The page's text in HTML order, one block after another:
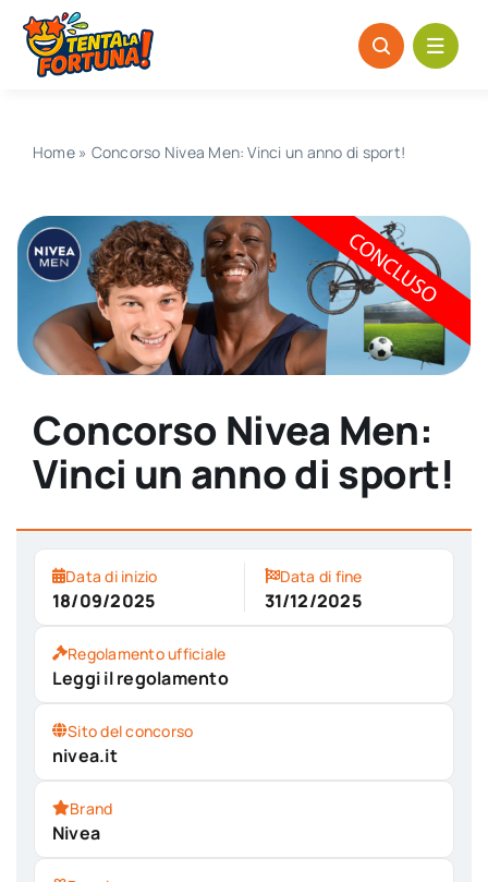
Salta
contenuto
Home» Concorso Nivea Men: Vinci un anno di sport!
Concorso Nivea Men:
Vinci un anno di sport!
Data di inizio
18/09/2025
Data di fine
31/12/2025
Regolamento ufficiale
Leggi il regolamento
Sito del concorso
nivea.it
Brand
Nivea